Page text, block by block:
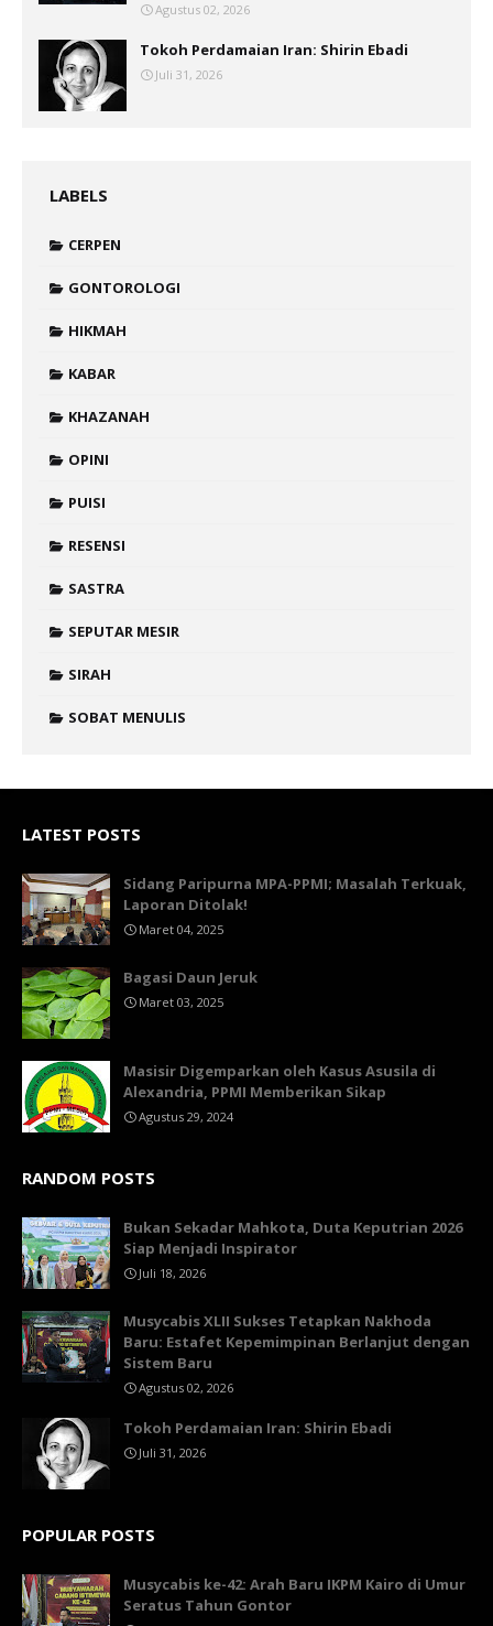
Agustus 02, 2026
Tokoh Perdamaian Iran: Shirin Ebadi
Juli 31, 2026
LABELS
CERPEN
GONTOROLOGI
HIKMAH
KABAR
KHAZANAH
OPINI
PUISI
RESENSI
SASTRA
SEPUTAR MESIR
SIRAH
SOBAT MENULIS
LATEST POSTS
Sidang Paripurna MPA-PPMI; Masalah Terkuak,
Laporan Ditolak!
Maret 04, 2025
Bagasi Daun Jeruk
Maret 03, 2025
Masisir Digemparkan oleh Kasus Asusila di
Alexandria, PPMI Memberikan Sikap
Agustus 29, 2024
RANDOM POSTS
Bukan Sekadar Mahkota, Duta Keputrian 2026
Siap Menjadi Inspirator
Juli 18, 2026
Musycabis XLII Sukses Tetapkan Nakhoda
Baru: Estafet Kepemimpinan Berlanjut dengan
Sistem Baru
Agustus 02, 2026
Tokoh Perdamaian Iran: Shirin Ebadi
Juli 31, 2026
POPULAR POSTS
Musycabis ke-42: Arah Baru IKPM Kairo di Umur
Seratus Tahun Gontor